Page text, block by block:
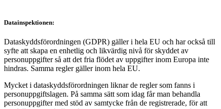
Datainspektionen:
Dataskyddsförordningen (GDPR) gäller i hela EU och har också till
syfte att skapa en enhetlig och likvärdig nivå för skyddet av
personuppgifter så att det fria flödet av uppgifter inom Europa inte
hindras. Samma regler gäller inom hela EU.
Mycket i dataskyddsförordningen liknar de regler som fanns i
personuppgiftslagen. På samma sätt som idag får man behandla
personuppgifter med stöd av samtycke från de registrerade, för att